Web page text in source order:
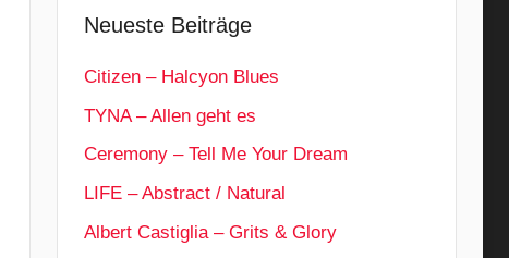
Neueste Beiträge
Citizen – Halcyon Blues
TYNA – Allen geht es
Ceremony – Tell Me Your Dream
LIFE – Abstract / Natural
Albert Castiglia – Grits & Glory